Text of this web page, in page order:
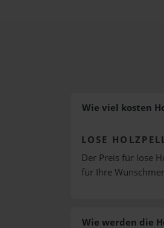
Wie viel kosten
LOSE
Der Preis für lose
für Ihre
Wie werden die